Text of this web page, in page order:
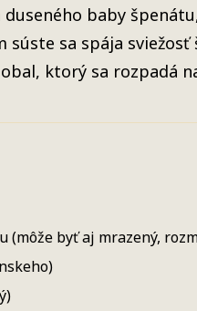
baby
súste sa spája
ktorý sa rozpadá
(môže byť aj mrazený,